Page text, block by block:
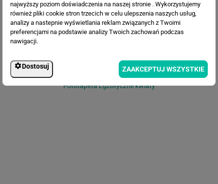
Fototapeta Egzotyczne kwiaty
najwyższy poziom doświadczenia na naszej stronie . Wykorzystujemy
również pliki cookie stron trzecich w celu ulepszenia naszych usług,
analizy a nastepnie wyświetlania reklam związanych z Twoimi
preferencjami na podstawie analizy Twoich zachowań podczas
nawigacji.
Dostosuj ZAAKCEPTUJ WSZYSTKIE